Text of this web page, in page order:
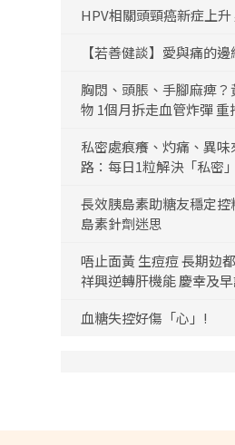
HPV相關頭頸癌新症上
【若善健談】愛與痛的邊
胸悶、頭脹、手腳麻痺
物 1個月拆走血管炸彈 重
私密處痕癢、灼痛、異
路：每日1粒解決「私密
長效胰島素助糖友穩定控
島素針劑迷思
唔止面黃 生痘痘 長期攰
祥興逆轉肝機能 慶幸及
血糖失控好傷「心」!